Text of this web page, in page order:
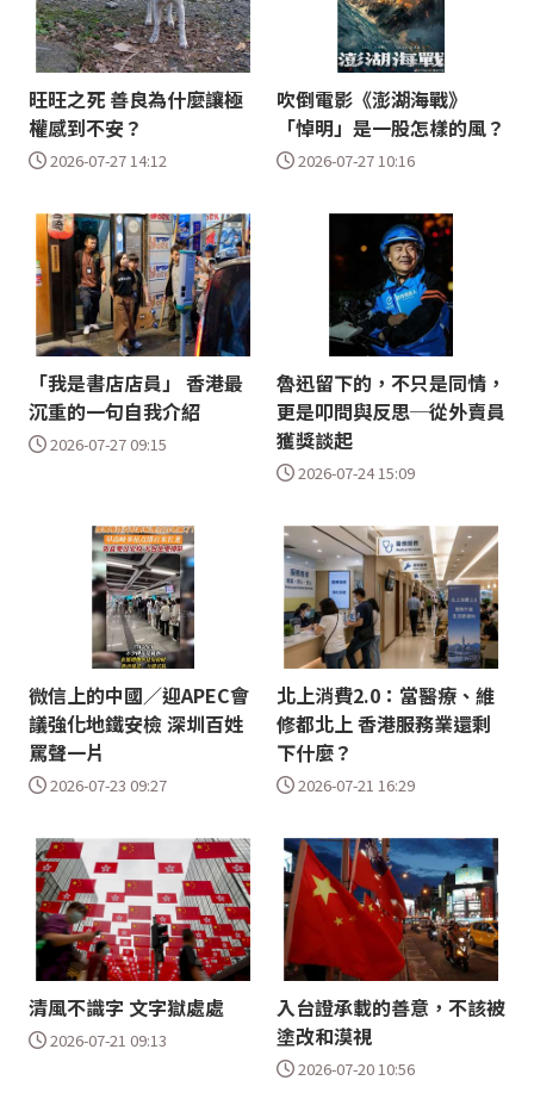
旺旺之死 善良為什麼讓極
權感到不安？
2026-07-27 14:12
吹倒電影《澎湖海戰》
「悼明」是一股怎樣的風？
2026-07-27 10:16
「我是書店店員」 香港最
沉重的一句自我介紹
2026-07-27 09:15
魯迅留下的，不只是同情，
更是叩問與反思─從外賣員
獲獎談起
2026-07-24 15:09
微信上的中國／迎APEC會
議強化地鐵安檢 深圳百姓
罵聲一片
2026-07-23 09:27
北上消費2.0：當醫療、維
修都北上 香港服務業還剩
下什麼？
2026-07-21 16:29
清風不識字 文字獄處處
2026-07-21 09:13
入台證承載的善意，不該被
塗改和漠視
2026-07-20 10:56